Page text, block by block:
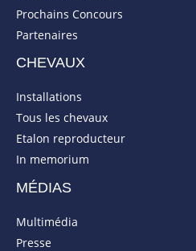
Prochains Concours
Partenaires
CHEVAUX
Installations
Tous les chevaux
Etalon reproducteur
In memorium
MÉDIAS
Multimédia
Presse